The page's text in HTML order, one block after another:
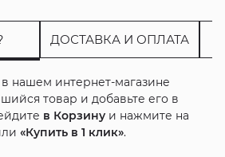
ДОСТАВКА И ОПЛАТА
нашем интернет-магазине
товар и добавьте его в
в Корзинуи нажмите на
«Купить в 1 клик».